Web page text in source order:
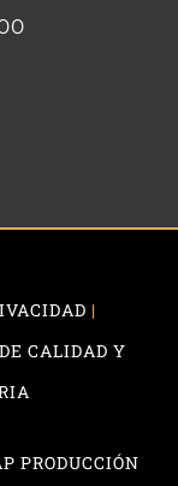
|
CALIDAD Y
PRODUCCIÓN